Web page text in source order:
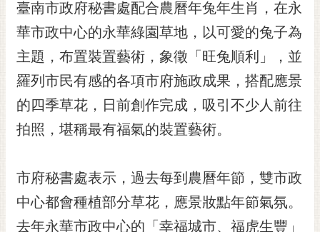
市政資訊
市民互動
黃
偉
哲
螢
花
泉
桐
臺南市政府秘書處配合農曆年兔年生肖，在永
華市政中心的永華綠園草地，以可愛的兔子為
主題，布置裝置藝術，象徵「旺兔順利」，並
羅列市民有感的各項市府施政成果，搭配應景
的四季草花，日前創作完成，吸引不少人前往
拍照，堪稱最有福氣的裝置藝術。
市府秘書處表示，過去每到農曆年節，雙市政
中心都會種植部分草花，應景妝點年節氣氛。
去年永華市政中心的「幸福城市、福虎生豐」